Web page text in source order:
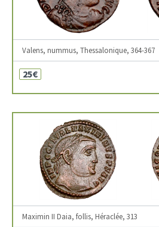
Valens, nummus, Thessalonique, 364-367
25€
Maximin II Daia, follis, Héraclée, 313